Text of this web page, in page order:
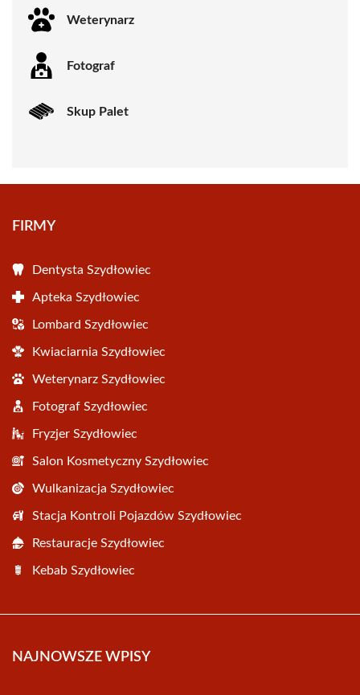
Weterynarz
Fotograf
Skup Palet
FIRMY
Dentysta Szydłowiec
Apteka Szydłowiec
Lombard Szydłowiec
Kwiaciarnia Szydłowiec
Weterynarz Szydłowiec
Fotograf Szydłowiec
Fryzjer Szydłowiec
Salon Kosmetyczny Szydłowiec
Wulkanizacja Szydłowiec
Stacja Kontroli Pojazdów Szydłowiec
Restauracje Szydłowiec
Kebab Szydłowiec
NAJNOWSZE WPISY